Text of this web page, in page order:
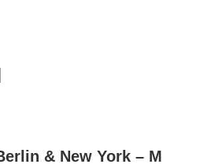
& New York – M